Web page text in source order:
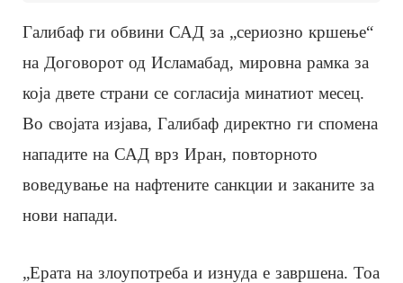
Галибаф ги обвини САД за „сериозно кршење“
на Договорот од Исламабад, мировна рамка за
која двете страни се согласија минатиот месец.
Во својата изјава, Галибаф директно ги спомена
нападите на САД врз Иран, повторното
воведување на нафтените санкции и заканите за
нови напади.
„Ерата на злоупотреба и изнуда е завршена. Тоа